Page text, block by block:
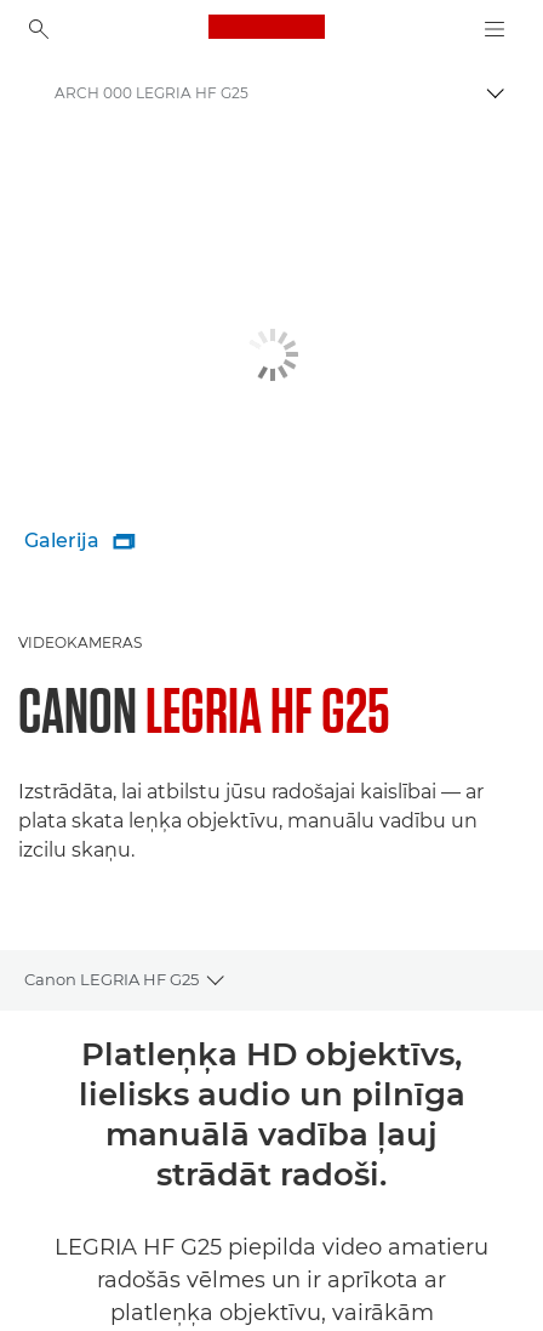
Canon Logo, back to
ARCH 000 LEGRIA HF G25
Galerija 
VIDEOKAMERAS
CANONLEGRIA HF G25
Izstrādāta, lai atbilstu jūsu radošajai kaislībai — ar
plata skata leņķa objektīvu, manuālu vadību un
izcilu skaņu.
Canon LEGRIA HF G25
Toggle breadcrumbs
Pārskats
Tehniskie dati
Platleņķa HD objektīvs,
lielisks audio un pilnīga
manuālā vadība ļauj
strādāt radoši.
LEGRIA HF G25 piepilda video amatieru
radošās vēlmes un ir aprīkota ar
platleņķa objektīvu, vairākām